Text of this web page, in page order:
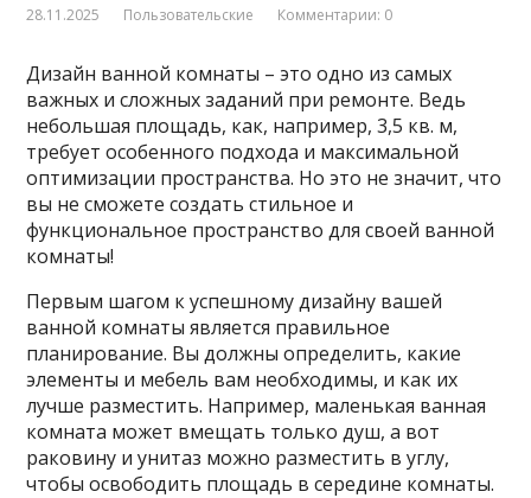
28.11.2025 Пользовательские Комментарии: 0
Дизайн ванной комнаты – это одно из самых
важных и сложных заданий при ремонте. Ведь
небольшая площадь, как, например, 3,5 кв. м,
требует особенного подхода и максимальной
оптимизации пространства. Но это не значит, что
вы не сможете создать стильное и
функциональное пространство для своей ванной
комнаты!
Первым шагом к успешному дизайну вашей
ванной комнаты является правильное
планирование. Вы должны определить, какие
элементы и мебель вам необходимы, и как их
лучше разместить. Например, маленькая ванная
комната может вмещать только душ, а вот
раковину и унитаз можно разместить в углу,
чтобы освободить площадь в середине комнаты.